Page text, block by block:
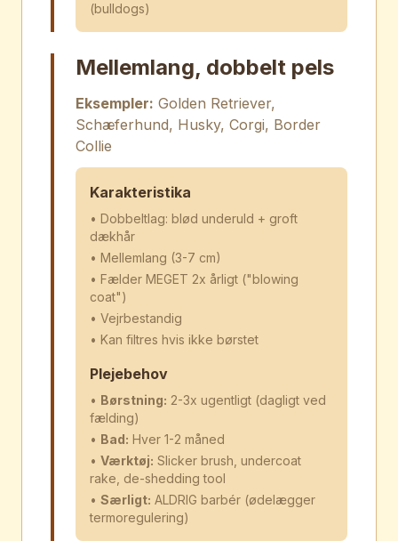
(bulldogs)
Mellemlang, dobbelt pels
Eksempler: Golden Retriever,
Schæferhund, Husky, Corgi, Border
Collie
Karakteristika
• Dobbeltlag: blød underuld + groft
dækhår
• Mellemlang (3-7 cm)
• Fælder MEGET 2x årligt ("blowing
coat")
• Vejrbestandig
• Kan filtres hvis ikke børstet
Plejebehov
• Børstning: 2-3x ugentligt (dagligt ved
fælding)
• Bad: Hver 1-2 måned
• Værktøj: Slicker brush, undercoat
rake, de-shedding tool
• Særligt: ALDRIG barbér (ødelægger
termoregulering)